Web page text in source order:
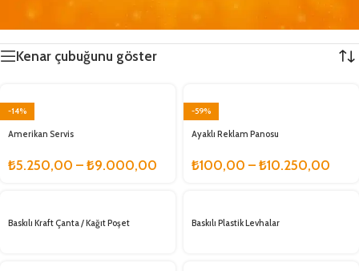
Ana Sayfa 19 sonuçtan 1-12 arası gösteriliyor
Kenar çubuğunu göster
-14%
Amerikan Servis
₺5.250,00 – ₺9.000,00
-59%
Ayaklı Reklam Panosu
₺100,00 – ₺10.250,00
Baskılı Kraft Çanta / Kağıt Poşet Baskılı Plastik Levhalar